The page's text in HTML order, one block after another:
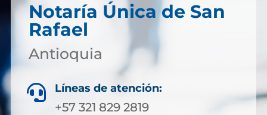
Notaría Única de San
Rafael
Antioquia
 Líneas de atención:
+57 321 829 2819